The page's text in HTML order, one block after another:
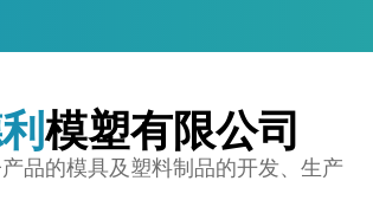
模塑有限公司
品的模具及塑料制品的开发、生产